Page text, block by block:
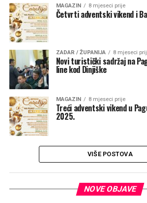
MAGAZIN 8 mjeseci prije
Četvrti adventski vikend i
ZADAR / ŽUPANIJA 8 mjeseci
Novi turistički sadržaj na
line kod Dinjiške
MAGAZIN 8 mjeseci prije
Treći adventski vikend u
2025.
VIŠE POSTOVA
NOVE OBJAVE